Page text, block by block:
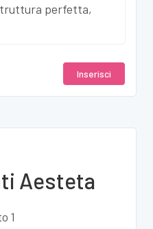
perfetta,
Inserisci
Aesteta